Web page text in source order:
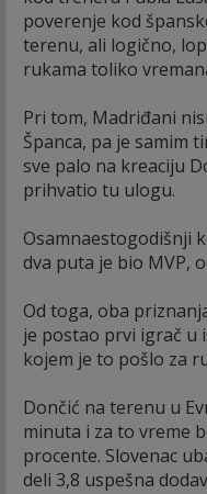
poverenje kod
terenu, ali logično,
rukama toliko
Pri tom, Madriđani
Španca, pa je samim
sve palo na kreaciju
prihvatio tu ulogu.
Osamnaestogodišnji
dva puta je bio MVP,
Od toga, oba
je postao prvi igrač u
kojem je to pošlo za
Dončić na terenu u
minuta i za to vreme
procente. Slovenac
deli 3,8 uspešna